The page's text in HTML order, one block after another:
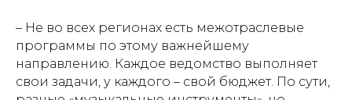
– Не во всех регионах есть межотраслевые
программы по этому важнейшему
направлению. Каждое ведомство выполняет
свои задачи, у каждого – свой бюджет. По сути,